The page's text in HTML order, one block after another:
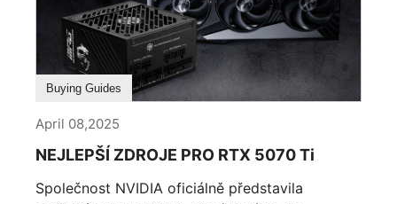
Buying Guides
April 08,2025
NEJLEPŠÍ ZDROJE PRO RTX 5070 Ti
Společnost NVIDIA oficiálně představila